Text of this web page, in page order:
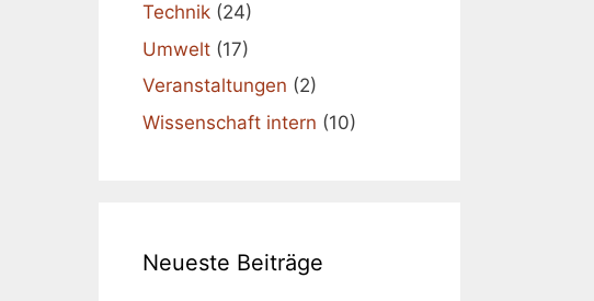
Technik (24)
Umwelt (17)
Veranstaltungen (2)
Wissenschaft intern (10)
Neueste Beiträge